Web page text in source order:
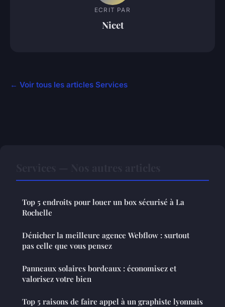
ECRIT PAR
Nicet
← Voir tous les articles Services
Top 5 endroits pour louer un box sécurisé à La
Rochelle
Dénicher la meilleure agence Webflow : surtout
pas celle que vous pensez
Panneaux solaires bordeaux : économisez et
valorisez votre bien
Top 5 raisons de faire appel à un graphiste lyonnais